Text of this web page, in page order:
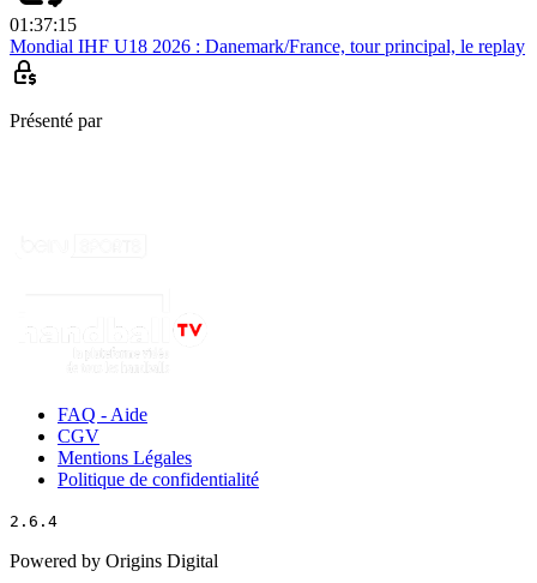
01:37:15
Mondial IHF U18 2026 : Danemark/France, tour principal, le replay
Présenté par
FAQ - Aide
CGV
Mentions Légales
Politique de confidentialité
2.6.4
Powered by Origins Digital